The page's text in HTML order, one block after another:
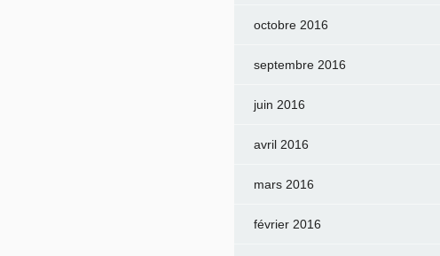
octobre 2016
septembre 2016
juin 2016
avril 2016
mars 2016
février 2016